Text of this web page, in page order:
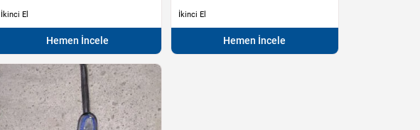
İkinci El
Hemen İncele
İkinci El
Hemen İncele